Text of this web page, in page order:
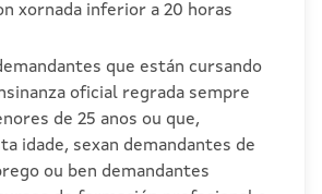
xornada inferior a 20 horas
que están cursando
oficial regrada sempre
de 25 anos ou que,
idade, sexan demandantes de
ou ben demandantes